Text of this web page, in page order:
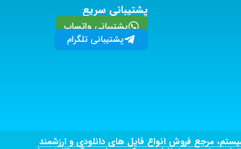
پشتیبانی سریع
پشتیبانی واتساپ
پشتیبانی تلگرام
مرجع فروش انواع فایل های دانلودی و ارزشمند